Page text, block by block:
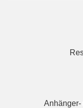
Anhänger-